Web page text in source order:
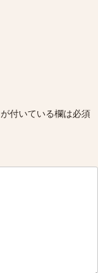
が付いている欄は必須